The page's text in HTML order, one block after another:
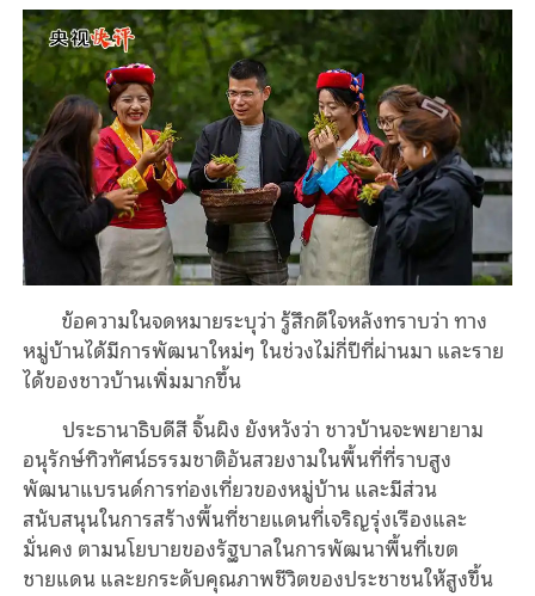
ข้อความในจดหมายระบุว่า รู้สึกดีใจหลังทราบว่า ทาง
หมู่บ้านได้มีการพัฒนาใหม่ๆ ในช่วงไม่กี่ปีที่ผ่านมา และราย
ได้ของชาวบ้านเพิ่มมากขึ้น
ประธานาธิบดีสี จิ้นผิง ยังหวังว่า ชาวบ้านจะพยายาม
อนุรักษ์ทิวทัศน์ธรรมชาติอันสวยงามในพื้นที่ที่ราบสูง
พัฒนาแบรนด์การท่องเที่ยวของหมู่บ้าน และมีส่วน
สนับสนุนในการสร้างพื้นที่ชายแดนที่เจริญรุ่งเรืองและ
มั่นคง ตามนโยบายของรัฐบาลในการพัฒนาพื้นที่เขต
ชายแดน และยกระดับคุณภาพชีวิตของประชาชนให้สูงขึ้น